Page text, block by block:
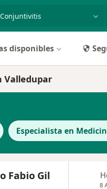
disponibles
Valledupar
Especialista en
Fabio Gil
8